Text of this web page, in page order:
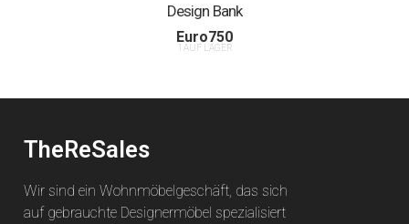
Design Bank
Euro750
1 AUF LAGER
TheReSales
Wir sind ein Wohnmöbelgeschäft, das sich
auf gebrauchte Designermöbel spezialisiert